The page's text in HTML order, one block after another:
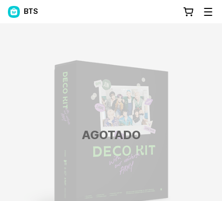
BTS
AGOTADO